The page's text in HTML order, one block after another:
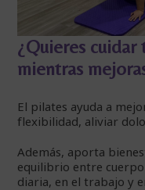
¿Quieres cuidar
mientras
El pilates ayuda a
flexibilidad, aliviar
Además, aporta
equilibrio entre
diaria, en el trabajo y